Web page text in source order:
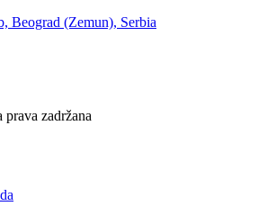
Beograd (Zemun), Serbia
zadržana